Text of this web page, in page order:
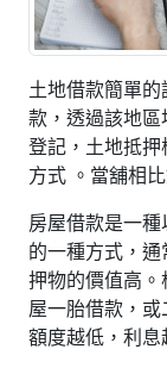
土地借款簡單
款，透過該地
登記，土地抵
方式 。當舖相
房屋借款是一
的一種方式，
押物的價值高
屋一胎借款，
額度越低，利息